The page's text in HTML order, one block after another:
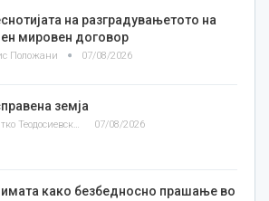
на разградувањетото на
мировен договор
Положани 07/08/2026
земја
Златко Теодосиевски 07/08/2026
како безбедносно прашање во